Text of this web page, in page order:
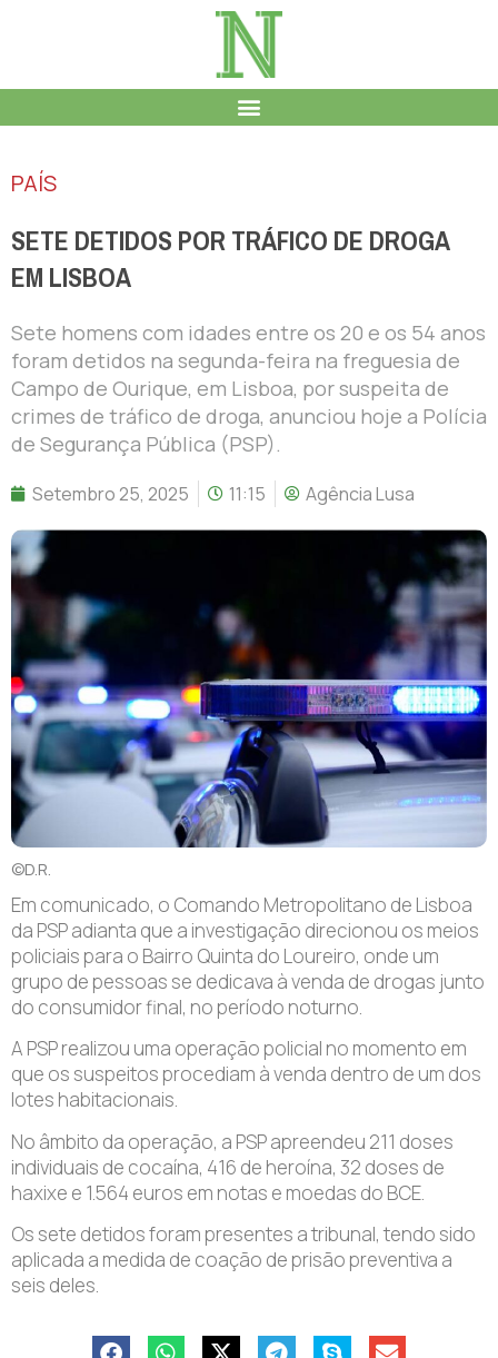
PAÍS
SETE DETIDOS POR TRÁFICO DE DROGA
EM LISBOA
Sete homens com idades entre os 20 e os 54 anos
foram detidos na segunda-feira na freguesia de
Campo de Ourique, em Lisboa, por suspeita de
crimes de tráfico de droga, anunciou hoje a Polícia
de Segurança Pública (PSP).
Setembro 25, 2025 11:15 Agência Lusa
©D.R.
Em comunicado, o Comando Metropolitano de Lisboa
da PSP adianta que a investigação direcionou os meios
policiais para o Bairro Quinta do Loureiro, onde um
grupo de pessoas se dedicava à venda de drogas junto
do consumidor final, no período noturno.
A PSP realizou uma operação policial no momento em
que os suspeitos procediam à venda dentro de um dos
lotes habitacionais.
No âmbito da operação, a PSP apreendeu 211 doses
individuais de cocaína, 416 de heroína, 32 doses de
haxixe e 1.564 euros em notas e moedas do BCE.
Os sete detidos foram presentes a tribunal, tendo sido
aplicada a medida de coação de prisão preventiva a
seis deles.